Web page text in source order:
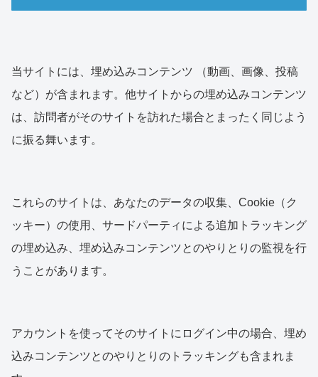
当サイトには、埋め込みコンテンツ （動画、画像、投稿
など）が含まれます。他サイトからの埋め込みコンテンツ
は、訪問者がそのサイトを訪れた場合とまったく同じよう
に振る舞います。
これらのサイトは、あなたのデータの収集、Cookie（ク
ッキー）の使用、サードパーティによる追加トラッキング
の埋め込み、埋め込みコンテンツとのやりとりの監視を行
うことがあります。
アカウントを使ってそのサイトにログイン中の場合、埋め
込みコンテンツとのやりとりのトラッキングも含まれま